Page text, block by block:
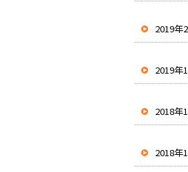
2019年
2019年
2018年
2018年